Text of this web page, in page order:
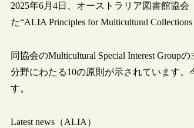
2025年6月4日、オーストラリア図書館協
た“ALIA Principles for Multicultural
同協会のMulticultural Special Interest
分野にわたる10の原則が示されています
す。
Latest news（ALIA）